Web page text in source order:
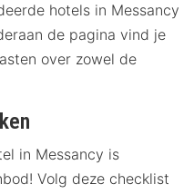
hotels in Messancy
de pagina vind je
over zowel de
in Messancy is
Volg deze checklist